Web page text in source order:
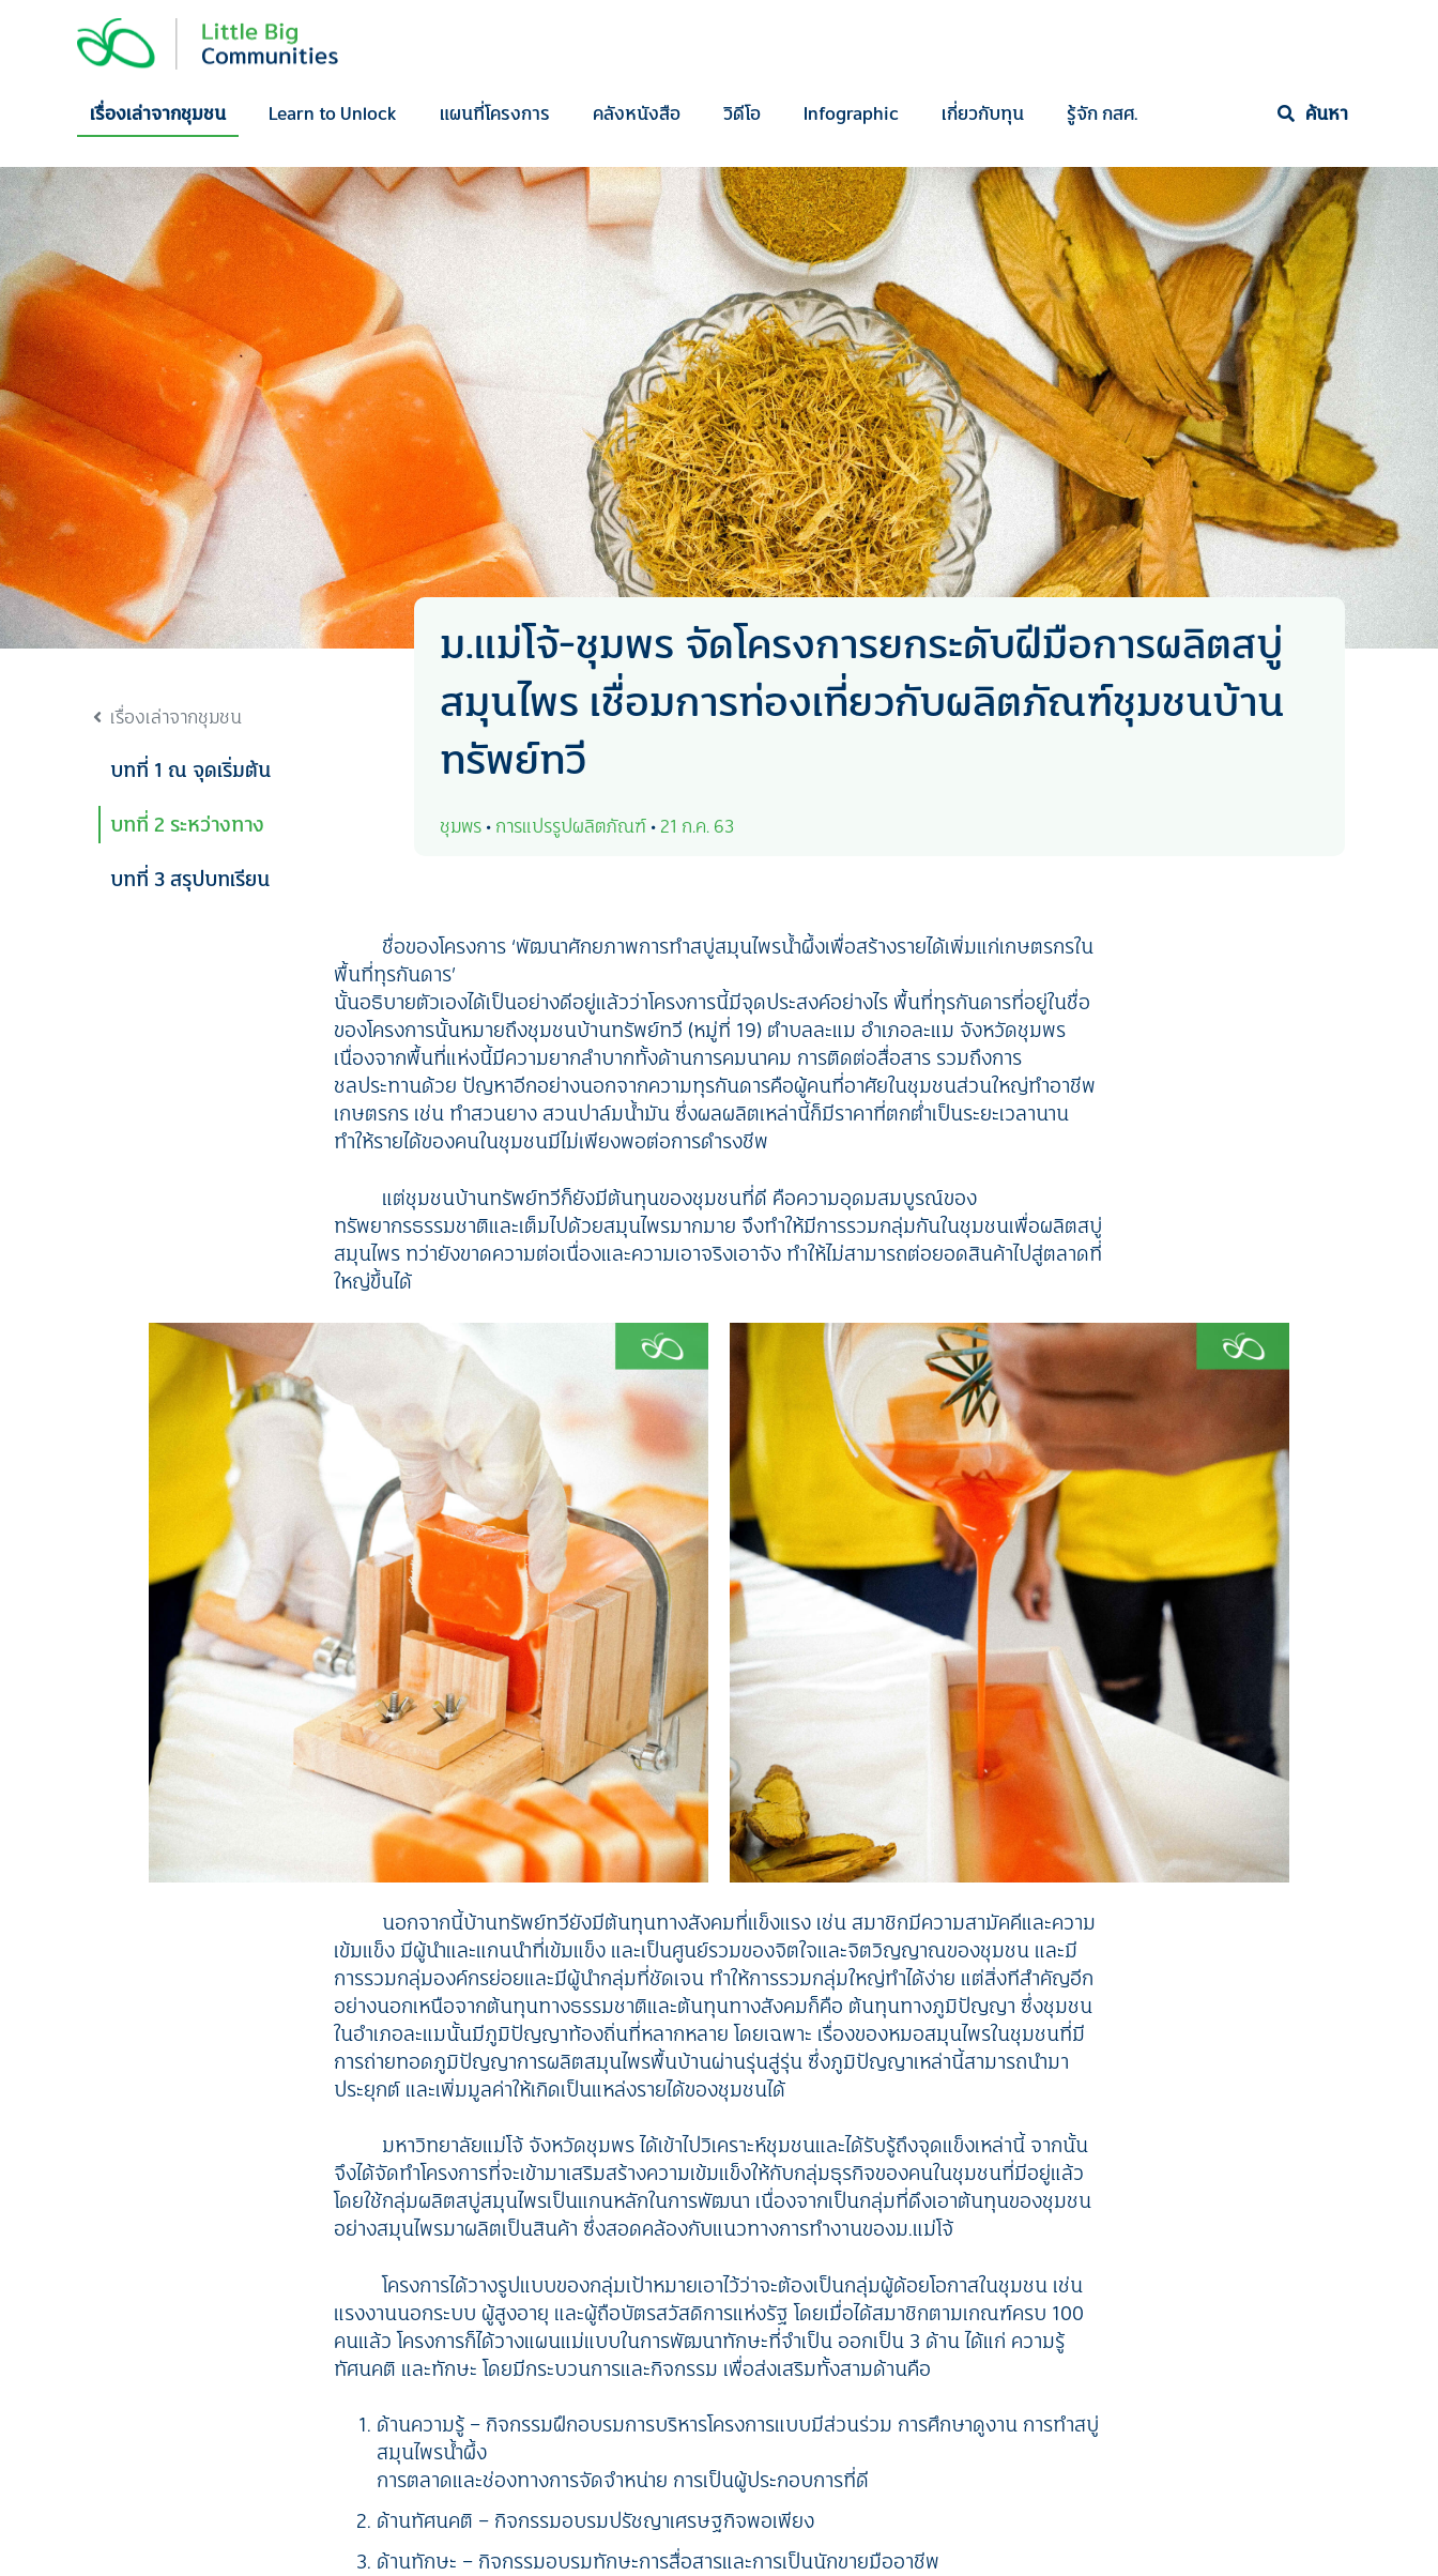
เรื่องเล่าจากชุมชน
Learn to Unlock แผนที่โครงการ คลังหนังสือ วิดีโอ Infographic เกี่ยวกับทุน รู้จัก กสศ. ค้นหา
เรื่องเล่าจากชุมชน
บทที่ 1 ณ จุดเริ่มต้น
บทที่ 2 ระหว่างทาง
บทที่ 3 สรุปบทเรียน
ม.แม่โจ้-ชุมพร จัดโครงการยกระดับฝีมือการผลิตสบู่
สมุนไพร เชื่อมการท่องเที่ยวกับผลิตภัณฑ์ชุมชนบ้าน
ทรัพย์ทวี
ชุมพร • การแปรรูปผลิตภัณฑ์ • 21 ก.ค. 63
ชื่อของโครงการ ‘พัฒนาศักยภาพการทำสบู่สมุนไพรน้ำผึ้งเพื่อสร้างรายได้เพิ่มแก่เกษตรกรใน
พื้นที่ทุรกันดาร’
นั้นอธิบายตัวเองได้เป็นอย่างดีอยู่แล้วว่าโครงการนี้มีจุดประสงค์อย่างไร พื้นที่ทุรกันดารที่อยู่ในชื่อ
ของโครงการนั้นหมายถึงชุมชนบ้านทรัพย์ทวี (หมู่ที่ 19) ตำบลละแม อำเภอละแม จังหวัดชุมพร
เนื่องจากพื้นที่แห่งนี้มีความยากลำบากทั้งด้านการคมนาคม การติดต่อสื่อสาร รวมถึงการ
ชลประทานด้วย ปัญหาอีกอย่างนอกจากความทุรกันดารคือผู้คนที่อาศัยในชุมชนส่วนใหญ่ทำอาชีพ
เกษตรกร เช่น ทำสวนยาง สวนปาล์มน้ำมัน ซึ่งผลผลิตเหล่านี้ก็มีราคาที่ตกต่ำเป็นระยะเวลานาน
ทำให้รายได้ของคนในชุมชนมีไม่เพียงพอต่อการดำรงชีพ
แต่ชุมชนบ้านทรัพย์ทวีก็ยังมีต้นทุนของชุมชนที่ดี คือความอุดมสมบูรณ์ของ
ทรัพยากรธรรมชาติและเต็มไปด้วยสมุนไพรมากมาย จึงทำให้มีการรวมกลุ่มกันในชุมชนเพื่อผลิตสบู่
สมุนไพร ทว่ายังขาดความต่อเนื่องและความเอาจริงเอาจัง ทำให้ไม่สามารถต่อยอดสินค้าไปสู่ตลาดที่
ใหญ่ขึ้นได้
นอกจากนี้บ้านทรัพย์ทวียังมีต้นทุนทางสังคมที่แข็งแรง เช่น สมาชิกมีความสามัคคีและความ
เข้มแข็ง มีผู้นำและแกนนำที่เข้มแข็ง และเป็นศูนย์รวมของจิตใจและจิตวิญญาณของชุมชน และมี
การรวมกลุ่มองค์กรย่อยและมีผู้นำกลุ่มที่ชัดเจน ทำให้การรวมกลุ่มใหญ่ทำได้ง่าย แต่สิ่งทีสำคัญอีก
อย่างนอกเหนือจากต้นทุนทางธรรมชาติและต้นทุนทางสังคมก็คือ ต้นทุนทางภูมิปัญญา ซึ่งชุมชน
ในอำเภอละแมนั้นมีภูมิปัญญาท้องถิ่นที่หลากหลาย โดยเฉพาะ เรื่องของหมอสมุนไพรในชุมชนที่มี
การถ่ายทอดภูมิปัญญาการผลิตสมุนไพรพื้นบ้านผ่านรุ่นสู่รุ่น ซึ่งภูมิปัญญาเหล่านี้สามารถนำมา
ประยุกต์ และเพิ่มมูลค่าให้เกิดเป็นแหล่งรายได้ของชุมชนได้
มหาวิทยาลัยแม่โจ้ จังหวัดชุมพร ได้เข้าไปวิเคราะห์ชุมชนและได้รับรู้ถึงจุดแข็งเหล่านี้ จากนั้น
จึงได้จัดทำโครงการที่จะเข้ามาเสริมสร้างความเข้มแข็งให้กับกลุ่มธุรกิจของคนในชุมชนที่มีอยู่แล้ว
โดยใช้กลุ่มผลิตสบู่สมุนไพรเป็นแกนหลักในการพัฒนา เนื่องจากเป็นกลุ่มที่ดึงเอาต้นทุนของชุมชน
อย่างสมุนไพรมาผลิตเป็นสินค้า ซึ่งสอดคล้องกับแนวทางการทำงานของม.แม่โจ้
โครงการได้วางรูปแบบของกลุ่มเป้าหมายเอาไว้ว่าจะต้องเป็นกลุ่มผู้ด้อยโอกาสในชุมชน เช่น
แรงงานนอกระบบ ผู้สูงอายุ และผู้ถือบัตรสวัสดิการแห่งรัฐ โดยเมื่อได้สมาชิกตามเกณฑ์ครบ 100
คนแล้ว โครงการก็ได้วางแผนแม่แบบในการพัฒนาทักษะที่จำเป็น ออกเป็น 3 ด้าน ได้แก่ ความรู้
ทัศนคติ และทักษะ โดยมีกระบวนการและกิจกรรม เพื่อส่งเสริมทั้งสามด้านคือ
ด้านความรู้ – กิจกรรมฝึกอบรมการบริหารโครงการแบบมีส่วนร่วม การศึกษาดูงาน การทำสบู่
สมุนไพรน้ำผึ้ง
การตลาดและช่องทางการจัดจำหน่าย การเป็นผู้ประกอบการที่ดี
ด้านทัศนคติ – กิจกรรมอบรมปรัชญาเศรษฐกิจพอเพียง
ด้านทักษะ – กิจกรรมอบรมทักษะการสื่อสารและการเป็นนักขายมืออาชีพ